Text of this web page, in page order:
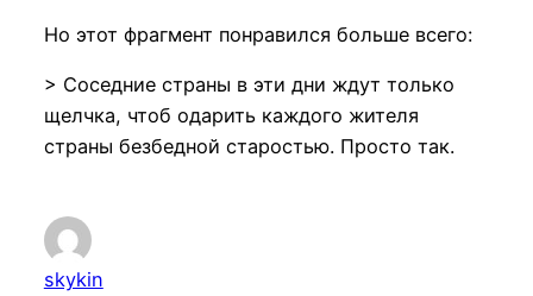
Но этот фрагмент понравился больше всего:
> Соседние страны в эти дни ждут только
щелчка, чтоб одарить каждого жителя
страны безбедной старостью. Просто так.
skykin